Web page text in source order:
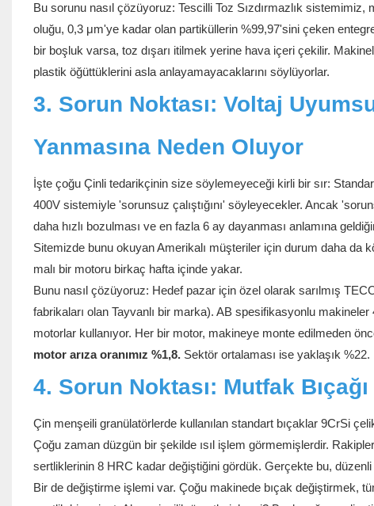
Bu sorunu nasıl çözüyoruz: Tescilli Toz Sızdırmazlık
oluğu, 0,3 μm'ye kadar olan partiküllerin %99,97'sini çeken
bir boşluk varsa, toz dışarı itilmek yerine hava içeri çekilir.
plastik öğüttüklerini asla anlayamayacaklarını söylüyorlar.
3. Sorun Noktası: Voltaj
Yanmasına Neden Oluyor
İşte çoğu Çinli tedarikçinin size söylemeyeceği kirli bir sır:
400V sistemiyle 'sorunsuz çalıştığını' söyleyecekler. Ancak
daha hızlı bozulması ve en fazla 6 ay dayanması anlamına
Sitemizde bunu okuyan Amerikalı müşteriler için durum daha da
malı bir motoru birkaç hafta içinde yakar.
Bunu nasıl çözüyoruz: Hedef pazar için özel olarak sarılmış
fabrikaları olan Tayvanlı bir marka). AB spesifikasyonlu
motorlar kullanıyor. Her bir motor, makineye monte edilmeden
motor arıza oranımız %1,8.Sektör ortalaması ise yaklaşık %22.
4. Sorun Noktası: Mutfak
Çin menşeili granülatörlerde kullanılan standart bıçaklar 9CrSi
Çoğu zaman düzgün bir şekilde ısıl işlem görmemişlerdir.
sertliklerinin 8 HRC kadar değiştiğini gördük. Gerçekte bu, düzenli
Bir de değiştirme işlemi var. Çoğu makinede bıçak değiştirmek,